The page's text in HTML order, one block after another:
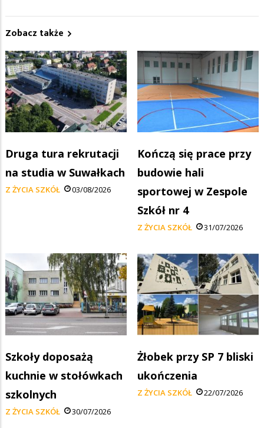
Zobacz także
Druga tura rekrutacji
na studia w Suwałkach
Z ŻYCIA SZKÓŁ 03/08/2026
Kończą się prace przy
budowie hali
sportowej w Zespole
Szkół nr 4
Z ŻYCIA SZKÓŁ 31/07/2026
Szkoły doposażą
kuchnie w stołówkach
szkolnych
Z ŻYCIA SZKÓŁ 30/07/2026
Żłobek przy SP 7 bliski
ukończenia
Z ŻYCIA SZKÓŁ 22/07/2026